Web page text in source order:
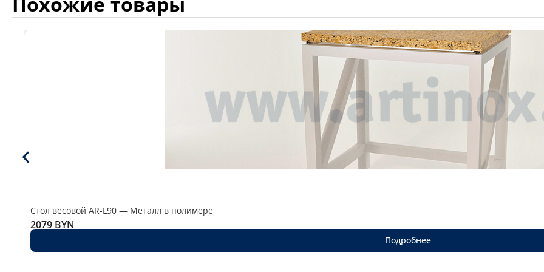
Стол весовой AR-L90 — Металл в полимере
2079 BYN
Подробнее